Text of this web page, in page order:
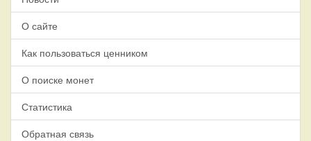
О сайте
Как пользоваться ценником
О поиске монет
Статистика
Обратная связь